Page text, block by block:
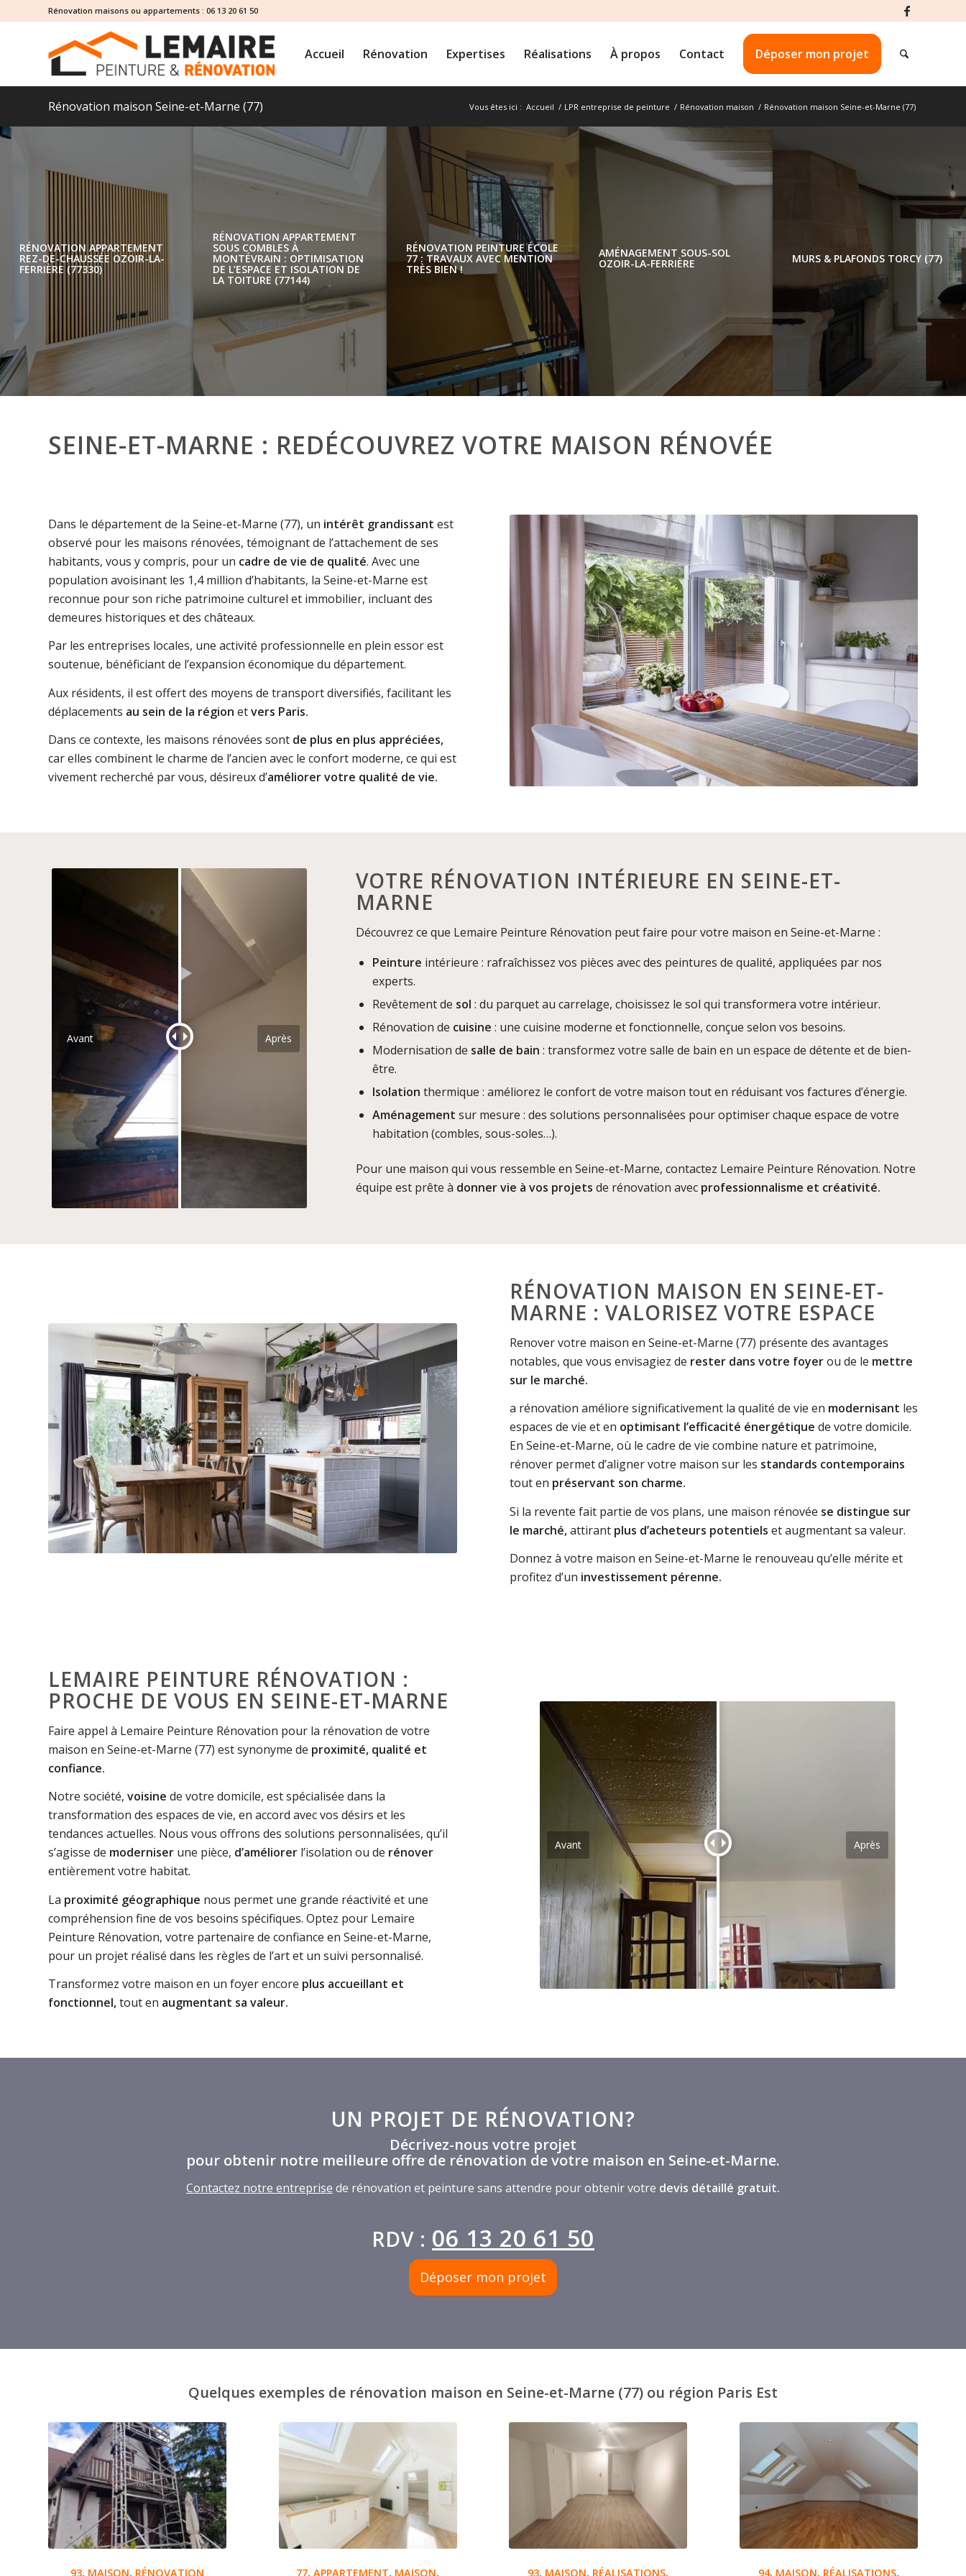
Rénovation maisons ou appartements : 06 13 20 61 50
Accueil Rénovation Expertises Réalisations À propos Contact Déposer mon projet
Rénovation maison Seine-et-Marne (77) Vous êtes ici : Accueil / LPR entreprise de peinture / Rénovation maison / Rénovation maison Seine-et-Marne (77)
RÉNOVATION APPARTEMENT
REZ-DE-CHAUSSÉE OZOIR-LA-
FERRIÈRE (77330)
RÉNOVATION APPARTEMENT
SOUS COMBLES À
MONTÉVRAIN : OPTIMISATION
DE L’ESPACE ET ISOLATION DE
LA TOITURE (77144)
RÉNOVATION PEINTURE ÉCOLE
77 : TRAVAUX AVEC MENTION
TRÈS BIEN !
AMÉNAGEMENT SOUS-SOL
OZOIR-LA-FERRIÈRE MURS &
SEINE-ET-MARNE : REDÉCOUVREZ VOTRE MAISON RÉNOVÉE
Dans le département de la Seine-et-Marne (77), un intérêt grandissant est
observé pour les maisons rénovées, témoignant de l’attachement de ses
habitants, vous y compris, pour un cadre de vie de qualité. Avec une
population avoisinant les 1,4 million d’habitants, la Seine-et-Marne est
reconnue pour son riche patrimoine culturel et immobilier, incluant des
demeures historiques et des châteaux.
Par les entreprises locales, une activité professionnelle en plein essor est
soutenue, bénéficiant de l’expansion économique du département.
Aux résidents, il est offert des moyens de transport diversifiés, facilitant les
déplacements au sein de la région etvers Paris.
Dans ce contexte, les maisons rénovées sont de plus en plus appréciées,
car elles combinent le charme de l’ancien avec le confort moderne, ce qui est
vivement recherché par vous, désireux d’améliorer votre qualité de vie.
Avant Après
VOTRE RÉNOVATION INTÉRIEURE EN SEINE-ET-
MARNE
Découvrez ce que Lemaire Peinture Rénovation peut faire pour votre maison en Seine-et-Marne :
Peinture intérieure : rafraîchissez vos pièces avec des peintures de qualité, appliquées par nos
experts.
Revêtement de sol : du parquet au carrelage, choisissez le sol qui transformera votre intérieur.
Rénovation de cuisine : une cuisine moderne et fonctionnelle, conçue selon vos besoins.
Modernisation de salle de bain : transformez votre salle de bain en un espace de détente et de bien-
être.
Isolation thermique : améliorez le confort de votre maison tout en réduisant vos factures d’énergie.
Aménagement sur mesure : des solutions personnalisées pour optimiser chaque espace de votre
habitation (combles, sous-soles…).
Pour une maison qui vous ressemble en Seine-et-Marne, contactez Lemaire Peinture Rénovation. Notre
équipe est prête à donner vie à vos projets de rénovation avec professionnalisme et créativité.
RÉNOVATION MAISON EN SEINE-ET-
MARNE : VALORISEZ VOTRE ESPACE
Renover votre maison en Seine-et-Marne (77) présente des avantages
notables, que vous envisagiez de rester dans votre foyerou de le mettre
sur le marché.
a rénovation améliore significativement la qualité de vie en modernisant les
espaces de vie et en optimisant l’efficacité énergétique de votre domicile.
En Seine-et-Marne, où le cadre de vie combine nature et patrimoine,
rénover permet d’aligner votre maison sur les standards contemporains
tout en préservant son charme.
Si la revente fait partie de vos plans, une maison rénovée se distingue sur
le marché,attirant plus d’acheteurs potentiels et augmentant sa valeur.
Donnez à votre maison en Seine-et-Marne le renouveau qu’elle mérite et
profitez d’un investissement pérenne.
LEMAIRE PEINTURE RÉNOVATION :
PROCHE DE VOUS EN SEINE-ET-MARNE
Faire appel à Lemaire Peinture Rénovation pour la rénovation de votre
maison en Seine-et-Marne (77) est synonyme de proximité, qualité et
confiance.
Notre société, voisine de votre domicile, est spécialisée dans la
transformation des espaces de vie, en accord avec vos désirs et les
tendances actuelles. Nous vous offrons des solutions personnalisées, qu’il
s’agisse de moderniser une pièce, d’améliorer l’isolation ou de rénover
entièrement votre habitat.
La proximité géographique nous permet une grande réactivité et une
compréhension fine de vos besoins spécifiques. Optez pour Lemaire
Peinture Rénovation, votre partenaire de confiance en Seine-et-Marne,
pour un projet réalisé dans les règles de l’art et un suivi personnalisé.
Transformez votre maison en un foyer encore plus accueillant et
fonctionnel,tout en augmentant sa valeur.
Avant Après
UN PROJET DE RÉNOVATION?
Décrivez-nous votre projet
pour obtenir notre meilleure offre de rénovation de votre maison en Seine-et-Marne.
Contactez notre entreprise de rénovation et peinture sans attendre pour obtenir votre devis détaillé gratuit.
RDV : 06 13 20 61 50
Déposer mon projet
Quelques exemples de rénovation maison en Seine-et-Marne (77) ou région Paris Est
93, MAISON, RÉNOVATION 77,APPARTEMENT, MAISON, 93, MAISON, RÉALISATIONS, 94, MAISON, RÉALISATIONS,